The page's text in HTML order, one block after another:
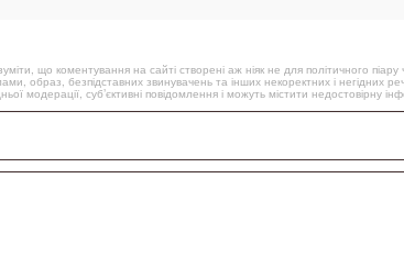
що коментування на сайті створені аж ніяк не для політичного піару
образ, безпідставних звинувачень та інших некоректних і негідних
модерації, суб’єктивні повідомлення і можуть містити недостовірну